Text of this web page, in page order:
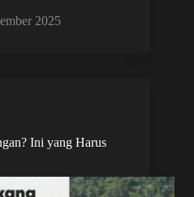
2025
Ini yang Harus